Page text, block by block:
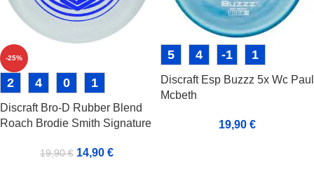
-25%
2 4 0 1
Discraft Bro-D Rubber Blend
Roach Brodie Smith Signature
19,90€ 14,90 €
5 4 -1 1
Discraft Esp Buzzz 5x Wc Paul
Mcbeth
19,90 €